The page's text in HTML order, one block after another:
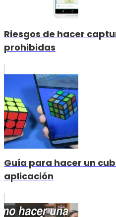
Riesgos de hacer
prohibidas
Guía para hacer un
aplicación